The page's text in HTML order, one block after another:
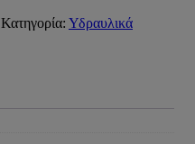
Κατηγορία: Υδραυλικά